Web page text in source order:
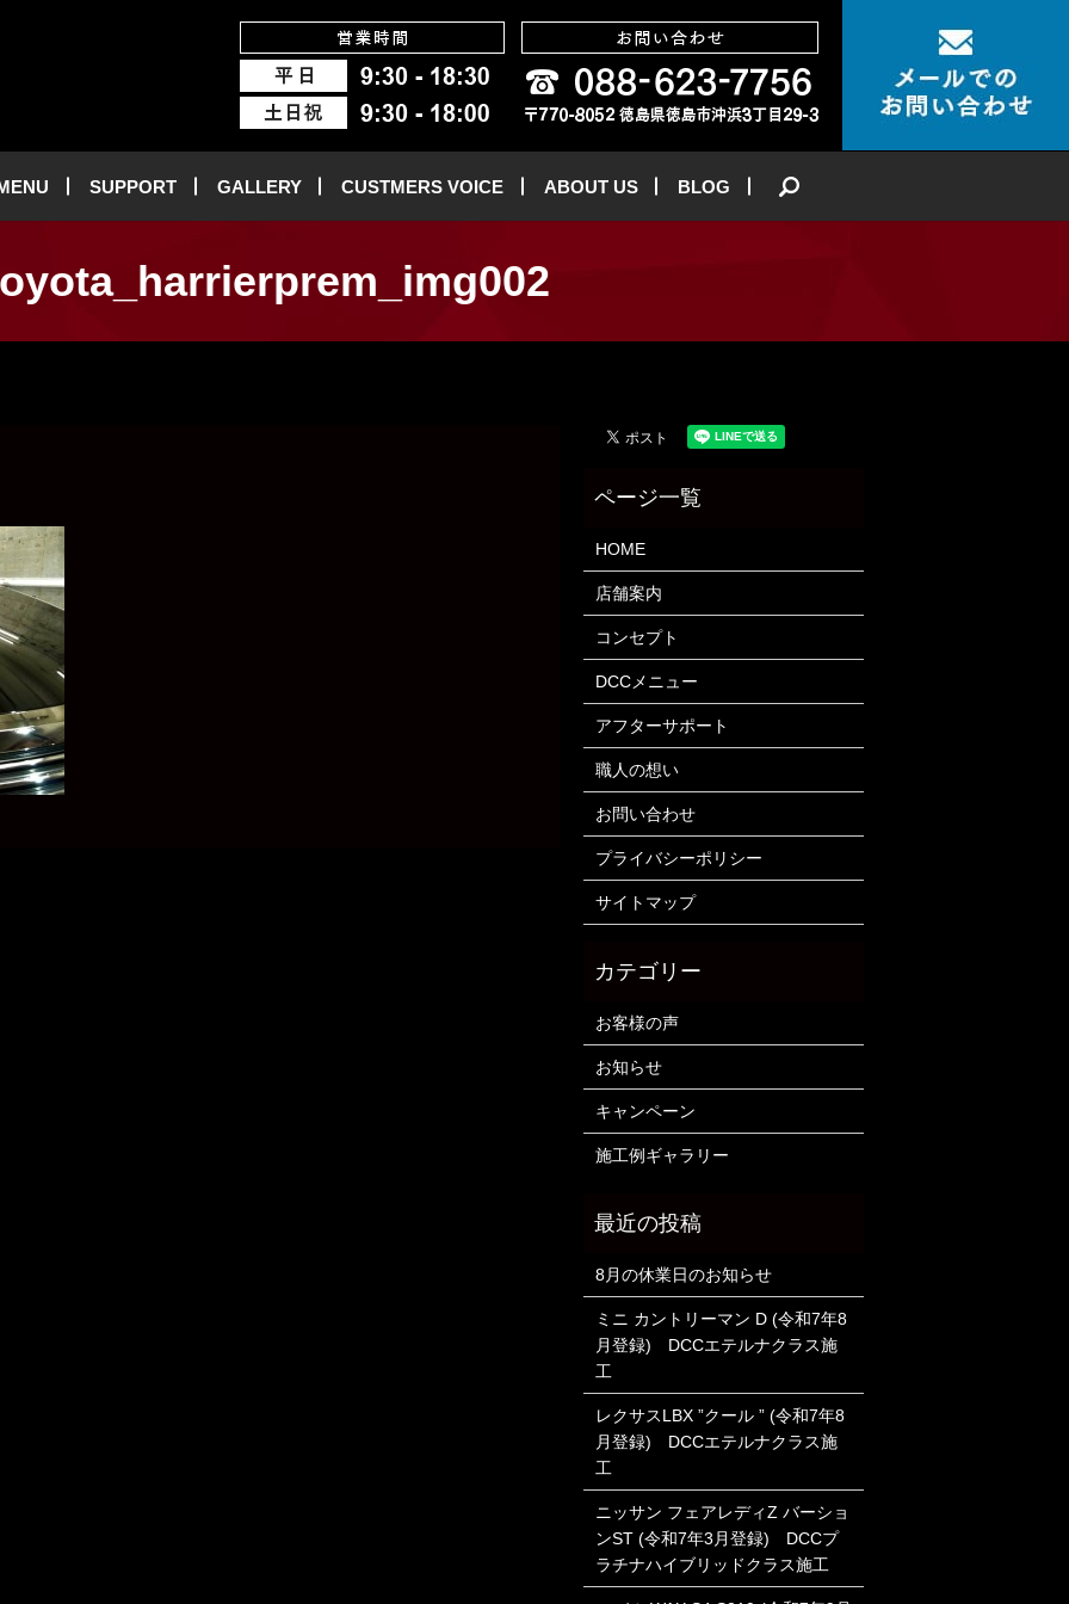
SUPPORT GALLERY CUSTMERS VOICE ABOUT US BLOG
HOME
店舗案内
コンセプト
DCCメニュー
アフターサポート
職人の想い
お問い合わせ
プライバシーポリシー
サイトマップ
お客様の声
お知らせ
キャンペーン
施工例ギャラリー
8月の休業日のお知らせ
ミニ カントリーマン D (令和7年8
月登録) DCCエテルナクラス施
工
レクサスLBX ”クール ” (令和7年8
月登録) DCCエテルナクラス施
工
ニッサン フェアレディZ バーショ
ンST (令和7年3月登録) DCCプ
ラチナハイブリッドクラス施工